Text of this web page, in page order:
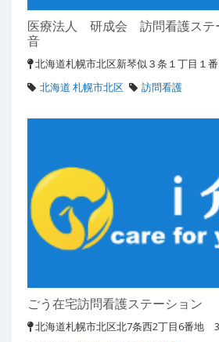
医療法人 研成会 訪問看護ス
音
北海道札幌市北区新琴似３条１丁目１
北海道 札幌市北区
訪問看護
ごう在宅訪問看護ステーション
北海道札幌市北区北7条西2丁目6番地